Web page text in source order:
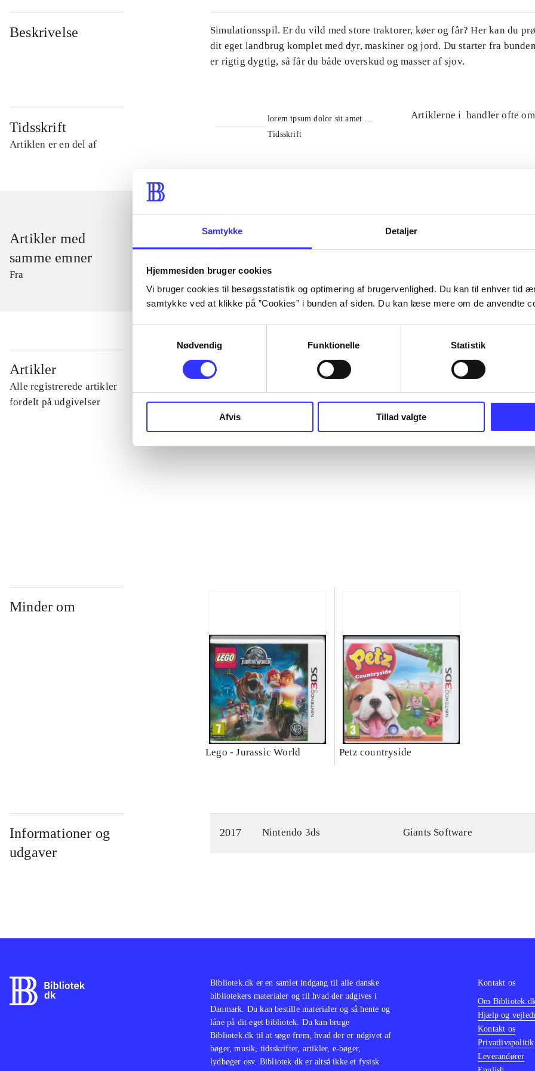
Samtykke Detaljer
Hjemmesiden bruger cookies
Vi bruger cookies til besøgsstatistik og optimering af brugervenlighed. Du kan til enhver tid
samtykke ved at klikke på ”Cookies” i bunden af siden. Du kan læse mere om de anvendte
Nødvendig
Funktionelle Statistik
Afvis Tillad valgte
Beskrivelse
Simulationsspil. Er du vild med store traktorer, køer og får? Her kan du
dit eget landbrug komplet med dyr, maskiner og jord. Du starter fra
er rigtig dygtig, så får du både overskud og masser af sjov.
Tidsskrift
Artiklen er en del af
lorem ipsum dolor sit amet ...
Tidsskrift
Artiklerne i handler ofte om
Artikler med
samme emner
Fra
Artikler
Alle registrerede artikler
fordelt på udgivelser
...
...
Minder om
Lego - Jurassic World Petz countryside
Informationer og
udgaver
2017 Nintendo 3ds Giants Software
Bibliotek.dk er en samlet indgang til alle danske
bibliotekers materialer og til hvad der udgives i
Danmark. Du kan bestille materialer og så hente og
låne på dit eget bibliotek. Du kan bruge
Bibliotek.dk til at søge frem, hvad der er udgivet af
bøger, musik, tidsskrifter, artikler, e-bøger,
lydbøger osv. Bibliotek.dk er altså ikke et fysisk
Kontakt os
Om
Hjælp og
Kontakt os
Privatlivspolitik
Leverandører